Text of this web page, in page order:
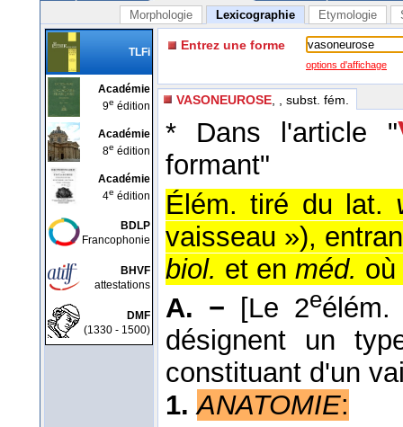
Morphologie Lexicographie Etymologie
TLFi
Académie
9e édition
Académie
8e édition
Académie
4e édition
BDLP
Francophonie
BHVF
attestations
DMF
(1330 - 1500)
Entrez une forme
options d'affichage
VASONEUROSE , , subst. fém.
* Dans l'article "
formant"
Élém. tiré du lat.
vaisseau »),
biol. et en méd.
A. − [Le 2e
désignent un
constituant d'un
1. ANATOMIE: